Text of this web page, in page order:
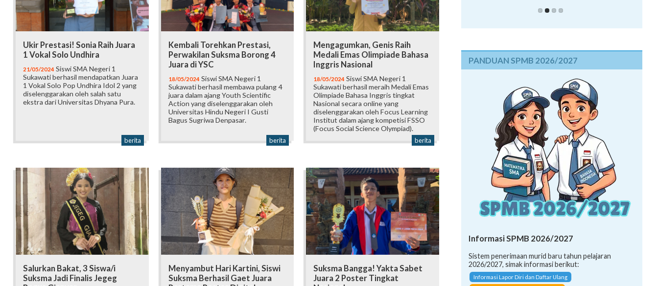
Ukir Prestasi! Sonia Raih Juara
1 Vokal Solo Undhira
21/05/2024 Siswi SMA Negeri 1
Sukawati berhasil mendapatkan Juara
1 Vokal Solo Pop Undhira Idol 2 yang
diselenggarakan oleh salah satu
ekstra dari Universitas Dhyana Pura.
berita
Kembali Torehkan Prestasi,
Perwakilan Suksma Borong 4
Juara di YSC
18/05/2024Siswi SMA Negeri 1
Sukawati berhasil membawa pulang 4
juara dalam ajang Youth Scientific
Action yang diselenggarakan oleh
Universitas Hindu Negeri I Gusti
Bagus Sugriwa Denpasar.
berita
Mengagumkan, Genis Raih
Medali Emas Olimpiade Bahasa
Inggris Nasional
18/05/2024 Siswi SMA Negeri 1
Sukawati berhasil meraih Medali Emas
Olimpiade Bahasa Inggris tingkat
Nasional secara online yang
diselenggarakan oleh Focus Learning
Institut dalam ajang kompetisi FSSO
(Focus Social Science Olympiad).
berita
Salurkan Bakat, 3 Siswa/i
Suksma Jadi Finalis Jegeg
Menyambut Hari Kartini, Siswi
Suksma Berhasil Gaet Juara
Suksma Bangga! Yakta Sabet
Juara 2 Poster Tingkat
PANDUAN SPMB 2026/2027
Informasi SPMB 2026/2027
Sistem penerimaan murid baru tahun pelajaran
2026/2027, simak informasi berikut:
Informasi Lapor Diri dan Daftar Ulang